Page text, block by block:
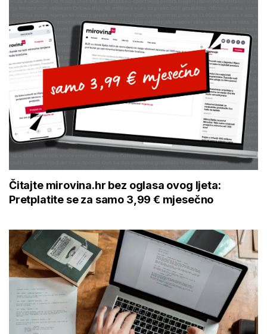
Čitajte mirovina.hr bez oglasa ovog ljeta:
Pretplatite se za samo 3,99 € mjesečno